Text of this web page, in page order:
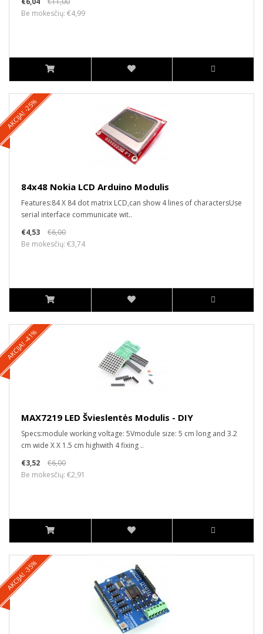
Be mokesčių: €4,99
AKCIJA! -25%
84x48 Nokia LCD Arduino Modulis
Features:84 X 84 dot matrix LCD,can show 4 lines of charactersUse
serial interface communicate wit..
€4,53
€6,00
Be mokesčių: €3,74
AKCIJA! -41%
MAX7219 LED Švieslentės Modulis - DIY
Specs:module working voltage: 5Vmodule size: 5 cm long and 3.2
cm wide X X 1.5 cm highwith 4 fixing ..
€3,52
€6,00
Be mokesčių: €2,91
AKCIJA! -35%